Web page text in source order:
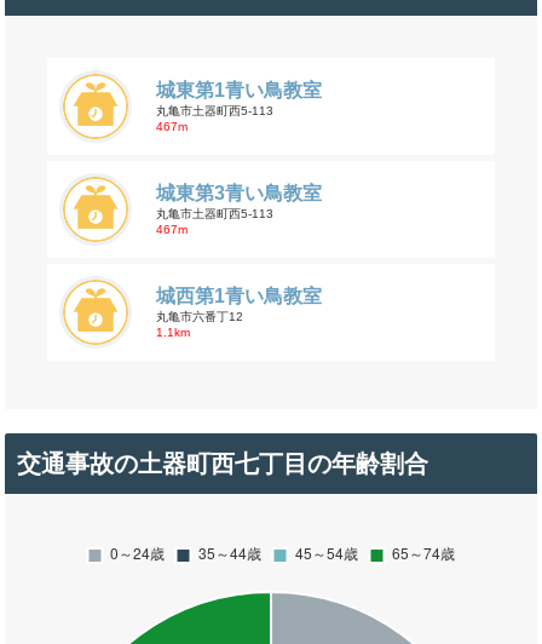
城東第1青い鳥教室
丸亀市土器町西5-113
467m
城東第3青い鳥教室
丸亀市土器町西5-113
467m
城西第1青い鳥教室
丸亀市六番丁12
1.1km
交通事故の土器町西七丁目の年齢割合